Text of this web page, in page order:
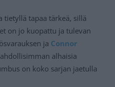
tietyllä tapaa tärkeä, sillä
on jo kuopattu ja tulevan
ja Connor
alhaisia
on koko sarjan jaetulla